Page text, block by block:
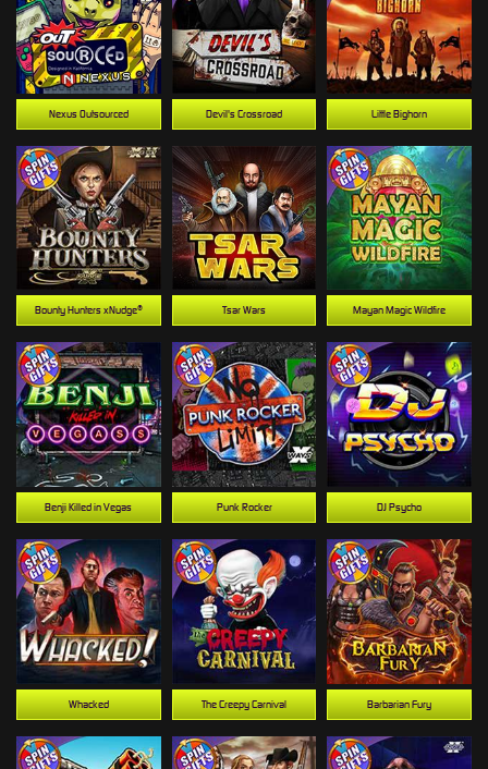
Tsar Wars
Nexus Outsourced
Bounty Hunters xNudge®
Little Bighorn
Benji Killed in Vegas
Barbarian Fury
Devil's Crossroad
Mayan Magic Wildfire
DJ Psycho
Punk Rocker
The Creepy Carnival
Whacked